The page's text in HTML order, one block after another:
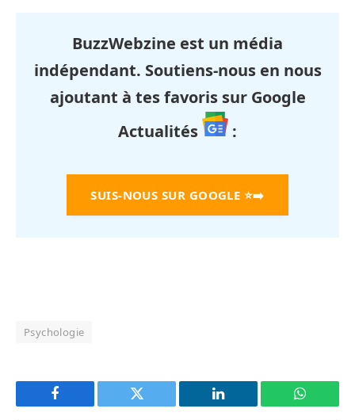
BuzzWebzine est un média
indépendant. Soutiens-nous en nous
ajoutant à tes favoris sur Google
Actualités
:
SUIS-NOUS SUR GOOGLE ⭐➡️
Psychologie
Facebook Twitter LinkedIn